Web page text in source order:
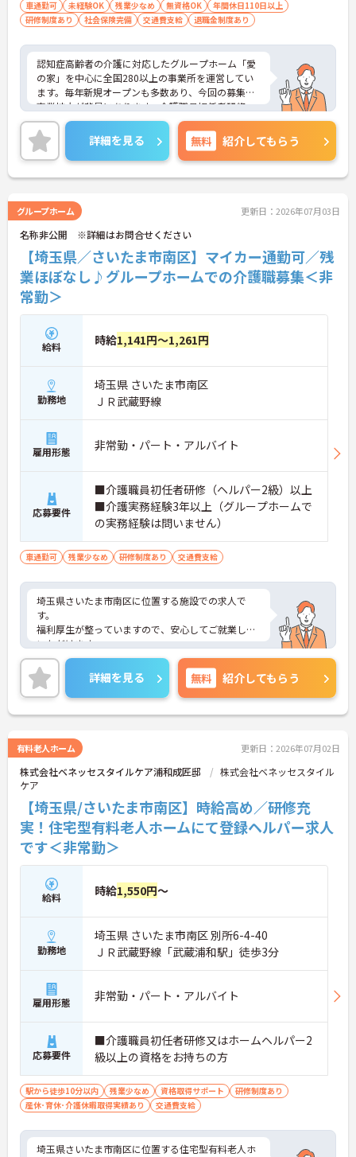
車通勤可 未経験OK 残業少なめ 無資格OK
年間休日110日以上
研修制度あり
社会保険完備 交通費支給 退職金制度あり
認知症高齢者の介護に対応したグループホーム「愛
の家」を中心に全国280以上の事業所を運営してい
ます。毎年新規オープンも多数あり、今回の募集は
事業拡大が背景にあります。介護職員初任者研修、
介護支援専門員、タクティールケアなどの資格取得
のサポートあり！現場を最大限サポートするため
に、教育・研修・採用を専門とする部署や、コンプ
ライアンスを推進する部署があり、グループ企業を
含めた柔軟かつ強固なバックアップがあります。ご
細をお話しいたしますのでお気軽にご相談くださ
い。
詳細を見る 無料 紹介してもらう
グループホーム 更新日：2026年07月03日
名称非公開 ※詳細はお問合せください
【埼玉県／さいたま市南区】マイカー通勤可／残
業ほぼなし♪グループホームでの介護職募集＜非
常勤＞
給料 時給1,141円～1,261円
勤務地
埼玉県 さいたま市南区
ＪＲ武蔵野線
雇用形態 非常勤・パート・アルバイト
応募要件
■介護職員初任者研修（ヘルパー2級）以上
■介護実務経験3年以上（グループホームで
の実務経験は問いません）
車通勤可 残業少なめ 研修制度あり 交通費支給
埼玉県さいたま市南区に位置する施設での求人で
す。
福利厚生が整っていますので、安心してご就業して
いただけます。
夜勤・曜日応相談と、ご都合に合わせた働き方がで
きます。
ご興味のある方には、面接対策ポイントなど、さら
に詳細をお話しいたしますので、お気軽にご相談く
ださい。
詳細を見る 無料 紹介してもらう
有料老人ホーム 更新日：2026年07月02日
株式会社ベネッセスタイルケア浦和成匠邸
株式会社ベネッセスタイル
ケア
【埼玉県/さいたま市南区】時給高め／研修充
実！住宅型有料老人ホームにて登録ヘルパー求人
です＜非常勤＞
給料 時給1,550円～
勤務地
埼玉県 さいたま市南区 別所6-4-40
ＪＲ武蔵野線「武蔵浦和駅」徒歩3分
雇用形態 非常勤・パート・アルバイト
応募要件
■介護職員初任者研修又はホームヘルパー2
級以上の資格をお持ちの方
駅から徒歩10分以内 残業少なめ 資格取得サポート
研修制度あり
産休･育休･介護休暇取得実績あり
交通費支給
埼玉県さいたま市南区に位置する住宅型有料老人ホ